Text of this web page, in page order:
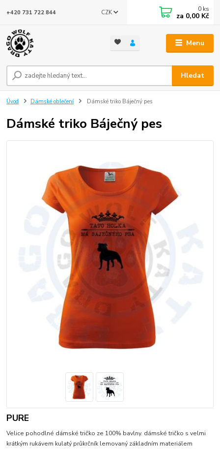
Menu
CZK
Hledat
+420 731 722 844 0 ks
za 0,00 Kč
Úvod Dámské oblečení Dámské triko Báječný pes
Dámské triko Báječný pes
PURE
Velice pohodlné dámské tričko ze 100% bavlny. dámské tričko s velmi
krátkým rukávem kulatý průkrčník lemovaný základním materiálem